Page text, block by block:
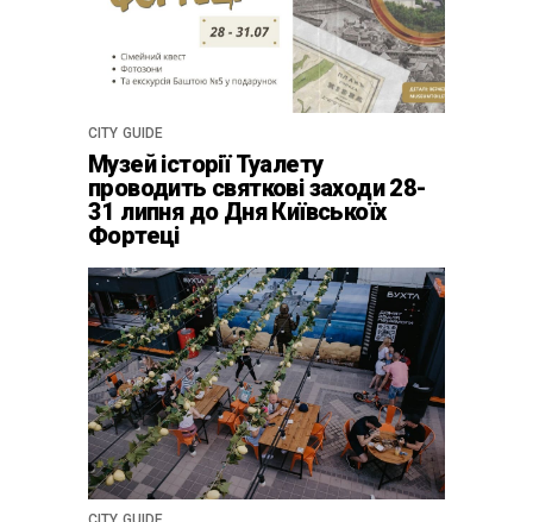
CITY GUIDE
Музей історії Туалету
проводить святкові заходи 28-
31 липня до Дня Київськоїх
Фортеці